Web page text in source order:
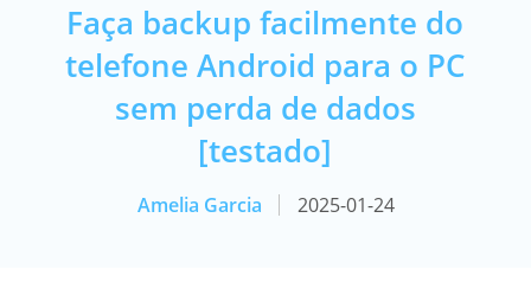
Faça backup facilmente do
telefone Android para o PC
sem perda de dados
[testado]
Amelia Garcia 2025-01-24